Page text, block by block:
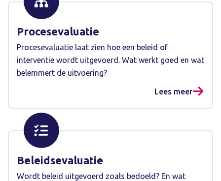
Procesevaluatie
Procesevaluatie laat zien hoe een beleid of
interventie wordt uitgevoerd. Wat werkt goed en wat
belemmert de uitvoering?
Lees meer
Beleidsevaluatie
Wordt beleid uitgevoerd zoals bedoeld? En wat